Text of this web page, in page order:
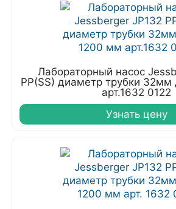
Лабораторный насос
PP(SS) диаметр трубки
арт.1632 0122
Узнать цену